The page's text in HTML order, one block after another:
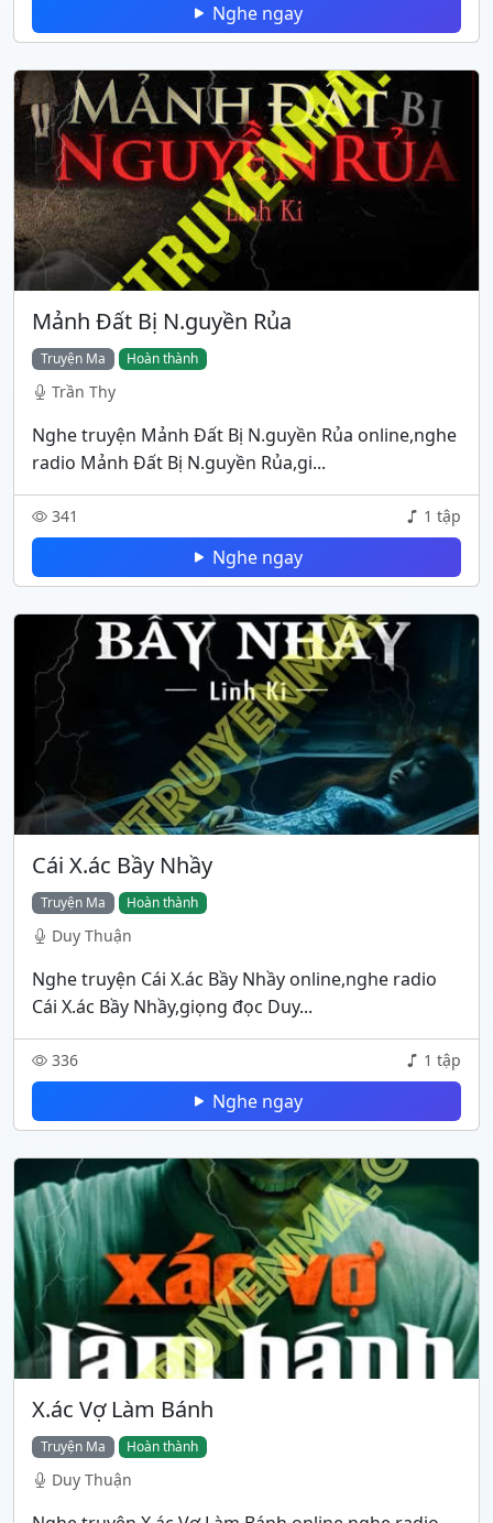
Nghe ngay
Mảnh Đất Bị N.guyền Rủa
Truyện Ma Hoàn thành
Trần Thy
Nghe truyện Mảnh Đất Bị N.guyền Rủa online,nghe
radio Mảnh Đất Bị N.guyền Rủa,gi...
341 1 tập
Nghe ngay
Cái X.ác Bầy Nhầy
Truyện Ma Hoàn thành
Duy Thuận
Nghe truyện Cái X.ác Bầy Nhầy online,nghe radio
Cái X.ác Bầy Nhầy,giọng đọc Duy...
336 1 tập
Nghe ngay
X.ác Vợ Làm Bánh
Truyện Ma Hoàn thành
Duy Thuận